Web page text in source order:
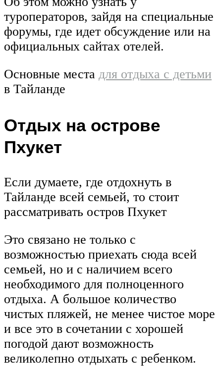
туроператоров, зайдя на специальные
форумы, где идет обсуждение или на
официальных сайтах отелей.
Основные места для отдыха с детьми
в Тайланде
Отдых на острове
Пхукет
Если думаете, где отдохнуть в
Тайланде всей семьей, то стоит
рассматривать остров Пхукет
Это связано не только с
возможностью приехать сюда всей
семьей, но и с наличием всего
необходимого для полноценного
отдыха. А большое количество
чистых пляжей, не менее чистое море
и все это в сочетании с хорошей
погодой дают возможность
великолепно отдыхать с ребенком.